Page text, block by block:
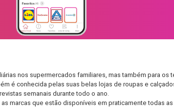
nos supermercados familiares, mas também para os
é conhecida pelas suas belas lojas de roupas e
semanais durante todo o ano.
marcas que estão disponíveis em praticamente todas